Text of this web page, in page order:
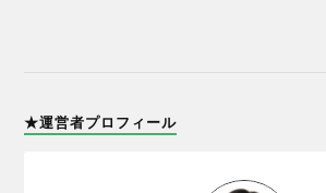
★運営者プロフィール